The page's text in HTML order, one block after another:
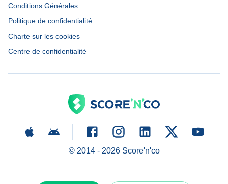
Conditions Générales
Politique de confidentialité
Charte sur les cookies
Centre de confidentialité
© 2014 - 2026Score'n'co